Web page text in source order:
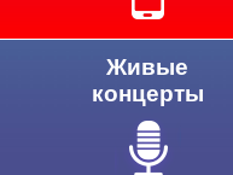
Живые
концерты